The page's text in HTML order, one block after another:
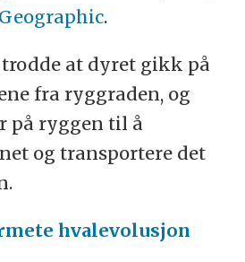
.
at dyret gikk på
fra ryggraden, og
på ryggen til å
og transportere det
hvalevolusjon